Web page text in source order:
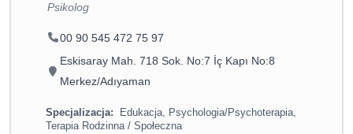
Psikolog
00 90 545 472 75 97
Eskisaray Mah. 718 Sok. No:7 İç Kapı No:8
Merkez/Adıyaman
Specjalizacja:
Edukacja, Psychologia/Psychoterapia,
Terapia Rodzinna / Społeczna